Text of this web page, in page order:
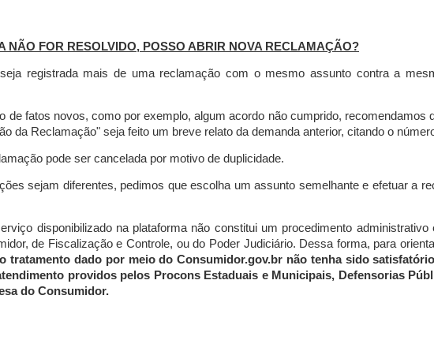
NÃO FOR RESOLVIDO, POSSO ABRIR NOVA RECLAMAÇÃO?
registrada mais de uma reclamação com o mesmo assunto contra a
de fatos novos, como por exemplo, algum acordo não cumprido,
da Reclamação" seja feito um breve relato da demanda anterior, citando o
pode ser cancelada por motivo de duplicidade.
sejam diferentes, pedimos que escolha um assunto semelhante e efetuar a
disponibilizado na plataforma não constitui um procedimento
de Fiscalização e Controle, ou do Poder Judiciário. Dessa forma, para
tratamento dado por meio do Consumidor.gov.br não tenha sido
providos pelos Procons Estaduais e Municipais, Defensorias
do Consumidor.